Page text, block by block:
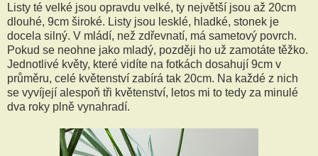
Listy té velké jsou opravdu velké, ty největší jsou až 20cm
dlouhé, 9cm široké. Listy jsou lesklé, hladké, stonek je
docela silný. V mládí, než zdřevnatí, má sametový povrch.
Pokud se neohne jako mladý, později ho už zamotáte těžko.
Jednotlivé květy, které vidíte na fotkách dosahují 9cm v
průměru, celé květenství zabírá tak 20cm. Na každé z nich
se vyvíjejí alespoň tři květenství, letos mi to tedy za minulé
dva roky plně vynahradí.